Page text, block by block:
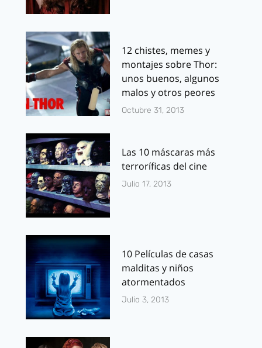
12 chistes, memes y
montajes sobre Thor:
unos buenos, algunos
malos y otros peores
Octubre 31, 2013
Las 10 máscaras más
terroríficas del cine
Julio 17, 2013
10 Películas de casas
malditas y niños
atormentados
Julio 3, 2013